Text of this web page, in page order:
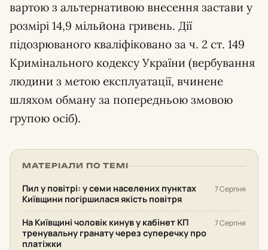
вартою з альтернативою внесення застави у
розмірі 14,9 мільйона гривень. Дії
підозрюваного кваліфіковано за ч. 2 ст. 149
Кримінального кодексу України (вербування
людини з метою експлуатації, вчинене
шляхом обману за попередньою змовою
групою осіб).
МАТЕРІАЛИ ПО ТЕМІ
Пил у повітрі: у семи населених пунктах
Київщини погіршилася якість повітря
7 Серпня
На Київщині чоловік кинув у кабінет КП
тренувальну гранату через суперечку про
платіжки
7 Серпня